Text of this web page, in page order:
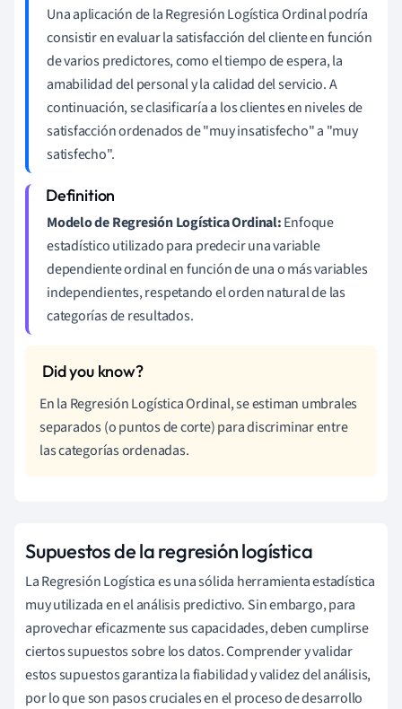
Una aplicación de la Regresión Logística Ordinal podría
consistir en evaluar la satisfacción del cliente en función
de varios predictores, como el tiempo de espera, la
amabilidad del personal y la calidad del servicio. A
continuación, se clasificaría a los clientes en niveles de
satisfacción ordenados de "muy insatisfecho" a "muy
satisfecho".
Modelo de Regresión Logística Ordinal:Enfoque
estadístico utilizado para predecir una variable
dependiente ordinal en función de una o más variables
independientes, respetando el orden natural de las
categorías de resultados.
En la Regresión Logística Ordinal, se estiman umbrales
separados (o puntos de corte) para discriminar entre
las categorías ordenadas.
Supuestos de la regresión logística
La Regresión Logística es una sólida herramienta estadística
muy utilizada en el análisis predictivo. Sin embargo, para
aprovechar eficazmente sus capacidades, deben cumplirse
ciertos supuestos sobre los datos. Comprender y validar
estos supuestos garantiza la fiabilidad y validez del análisis,
por lo que son pasos cruciales en el proceso de desarrollo